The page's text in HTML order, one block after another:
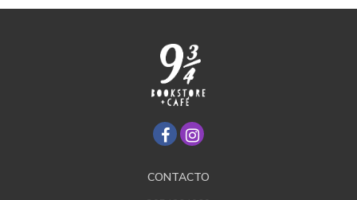
CONTACTO